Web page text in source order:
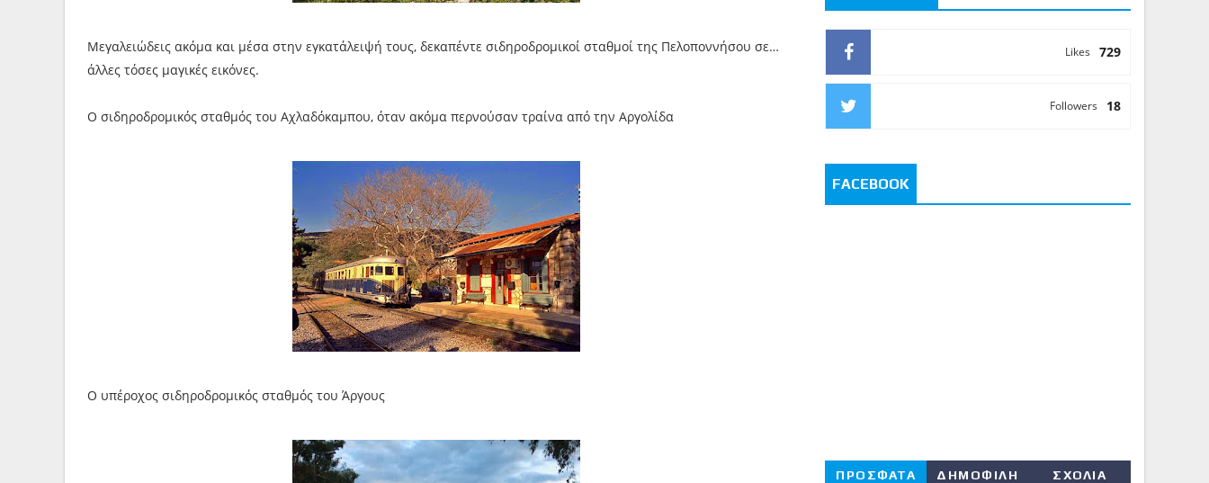
Μεγαλειώδεις ακόμα και μέσα στην εγκατάλειψή τους, δεκαπέντε σιδηροδρομικοί σταθμοί της Πελοποννήσου σε…
άλλες τόσες μαγικές εικόνες.
Ο σιδηροδρομικός σταθμός του Αχλαδόκαμπου, όταν ακόμα περνούσαν τραίνα από την Αργολίδα
Ο υπέροχος σιδηροδρομικός σταθμός του Άργους
729
Likes
18
Followers
FACEBOOK
ΠΡΟΣΦΑΤΑ ΔΗΜΟΦΙΛΗ ΣΧΟΛΙΑ